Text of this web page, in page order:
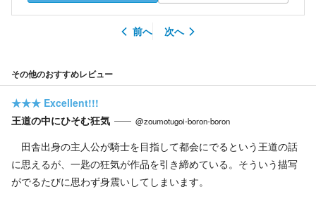
前へ 次へ
その他のおすすめレビュー
★★★ Excellent!!!
王道の中にひそむ狂気
@zoumotugoi-boron-boron
田舎出身の主人公が騎士を目指して都会にでるという王道の話
に思えるが、一匙の狂気が作品を引き締めている。そういう描写
がでるたびに思わず身震いしてしまいます。